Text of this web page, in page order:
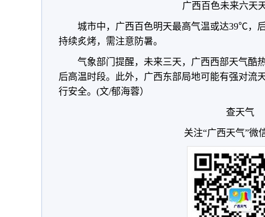
广西百色未来六天
城市中，广西百色明天最高气温或达39℃，
持续炙烤，需注意防暑。
气象部门提醒，未来三天，广西西部天气酷
后高温时段。此外，广西东部局地可能有强对流
行安全。(文/郁海蓉）
查天气
关注“广西天气”微